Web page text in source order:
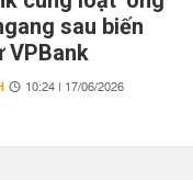
sau biến
VPBank
10:24 | 17/06/2026